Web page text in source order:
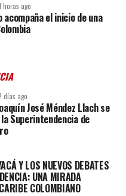
horas ago
el inicio de una
días ago
José Méndez Llach se
Superintendencia de
Y LOS NUEVOS DEBATES
UNA MIRADA
COLOMBIANO